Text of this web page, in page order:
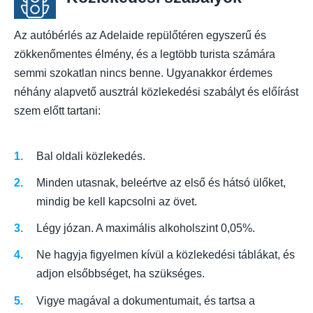
Az autóbérlés az Adelaide repülőtéren egyszerű és
zökkenőmentes élmény, és a legtöbb turista számára
semmi szokatlan nincs benne. Ugyanakkor érdemes
néhány alapvető ausztrál közlekedési szabályt és előírást
szem előtt tartani:
Bal oldali közlekedés.
Minden utasnak, beleértve az első és hátsó ülőket,
mindig be kell kapcsolni az övet.
Légy józan. A maximális alkoholszint 0,05%.
Ne hagyja figyelmen kívül a közlekedési táblákat, és
adjon elsőbbséget, ha szükséges.
Vigye magával a dokumentumait, és tartsa a